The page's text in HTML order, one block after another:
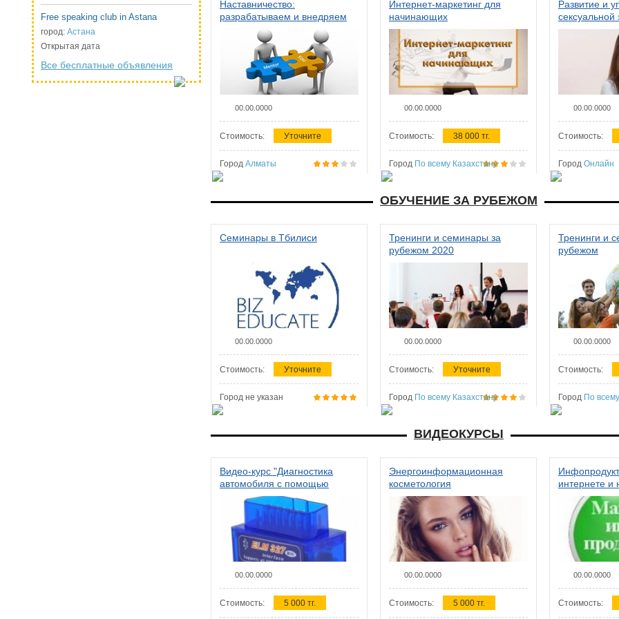
Free speaking club in Astana
город: Астана
Открытая дата
Все бесплатные объявления
Наставничество:
разрабатываем и внедряем
систему наставничества в
организации
00.00.0000
Стоимость: Уточните
Город Алматы
Интернет-маркетинг для
начинающих
00.00.0000
Стоимость: 38 000 тг.
Город По всему Казахстану
Развитие и
сексуальной
женщин
00.00.0000
Стоимость:
Город Онлайн
ОБУЧЕНИЕ ЗА РУБЕЖОМ
Семинары в Тбилиси
00.00.0000
Стоимость: Уточните
Город не указан
Тренинги и семинары за
рубежом 2020
00.00.0000
Стоимость: Уточните
Город По всему Казахстану
Тренинги и
рубежом
00.00.0000
Стоимость:
Город По
ВИДЕОКУРСЫ
Видео-курс "Диагностика
автомобиля с помощью
сканера ELM 327"
00.00.0000
Стоимость: 5 000 тг.
Энергоинформационная
косметология
00.00.0000
Стоимость: 5 000 тг.
интернете и
00.00.0000
Стоимость: